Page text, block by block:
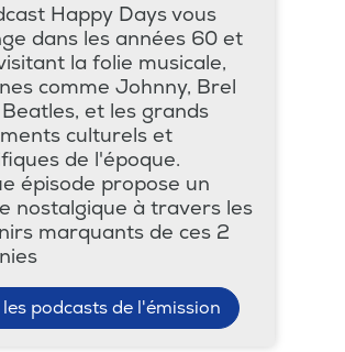
Happy Days vous
dans les années 60 et
la folie musicale,
comme Johnny, Brel
et les grands
culturels et
de l'époque.
épisode propose un
nostalgique à travers les
marquants de ces 2
les podcasts de l'émission